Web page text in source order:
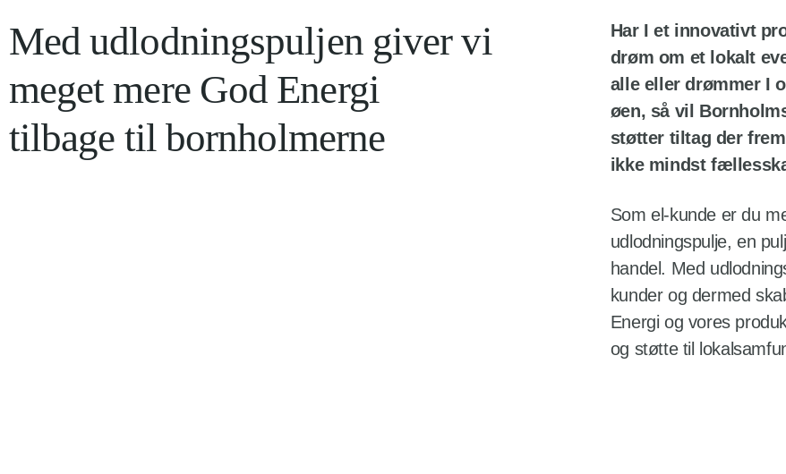
Med udlodningspuljen giver vi
meget mere God Energi
tilbage til bornholmerne
Har I et innovativt
drøm om et lokalt
alle eller drømmer I
øen, så vil
støtter tiltag der
ikke mindst
Som el-kunde er du
udlodningspulje, en
handel. Med
kunder og dermed
Energi og vores
og støtte til